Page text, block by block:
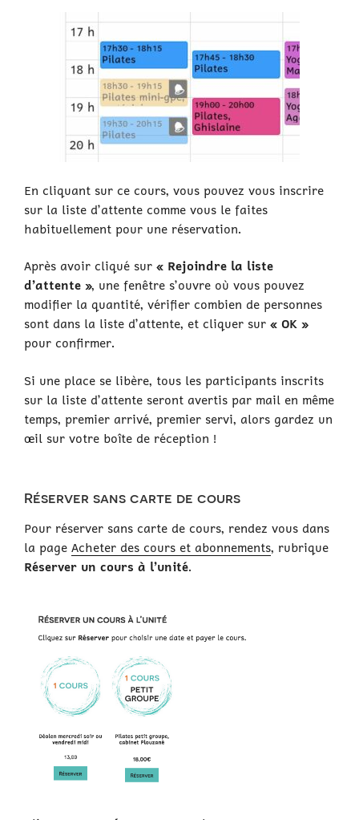
En cliquant sur ce cours, vous pouvez vous inscrire
sur la liste d’attente comme vous le faites
habituellement pour une réservation.
Après avoir cliqué sur « Rejoindre la liste
d’attente », une fenêtre s’ouvre où vous pouvez
modifier la quantité, vérifier combien de personnes
sont dans la liste d’attente, et cliquer sur « OK »
pour confirmer.
Si une place se libère, tous les participants inscrits
sur la liste d’attente seront avertis par mail en même
temps, premier arrivé, premier servi, alors gardez un
œil sur votre boîte de réception !
Réserver sans carte de cours
Pour réserver sans carte de cours, rendez vous dans
la page Acheter des cours et abonnements, rubrique
Réserver un cours à l’unité.